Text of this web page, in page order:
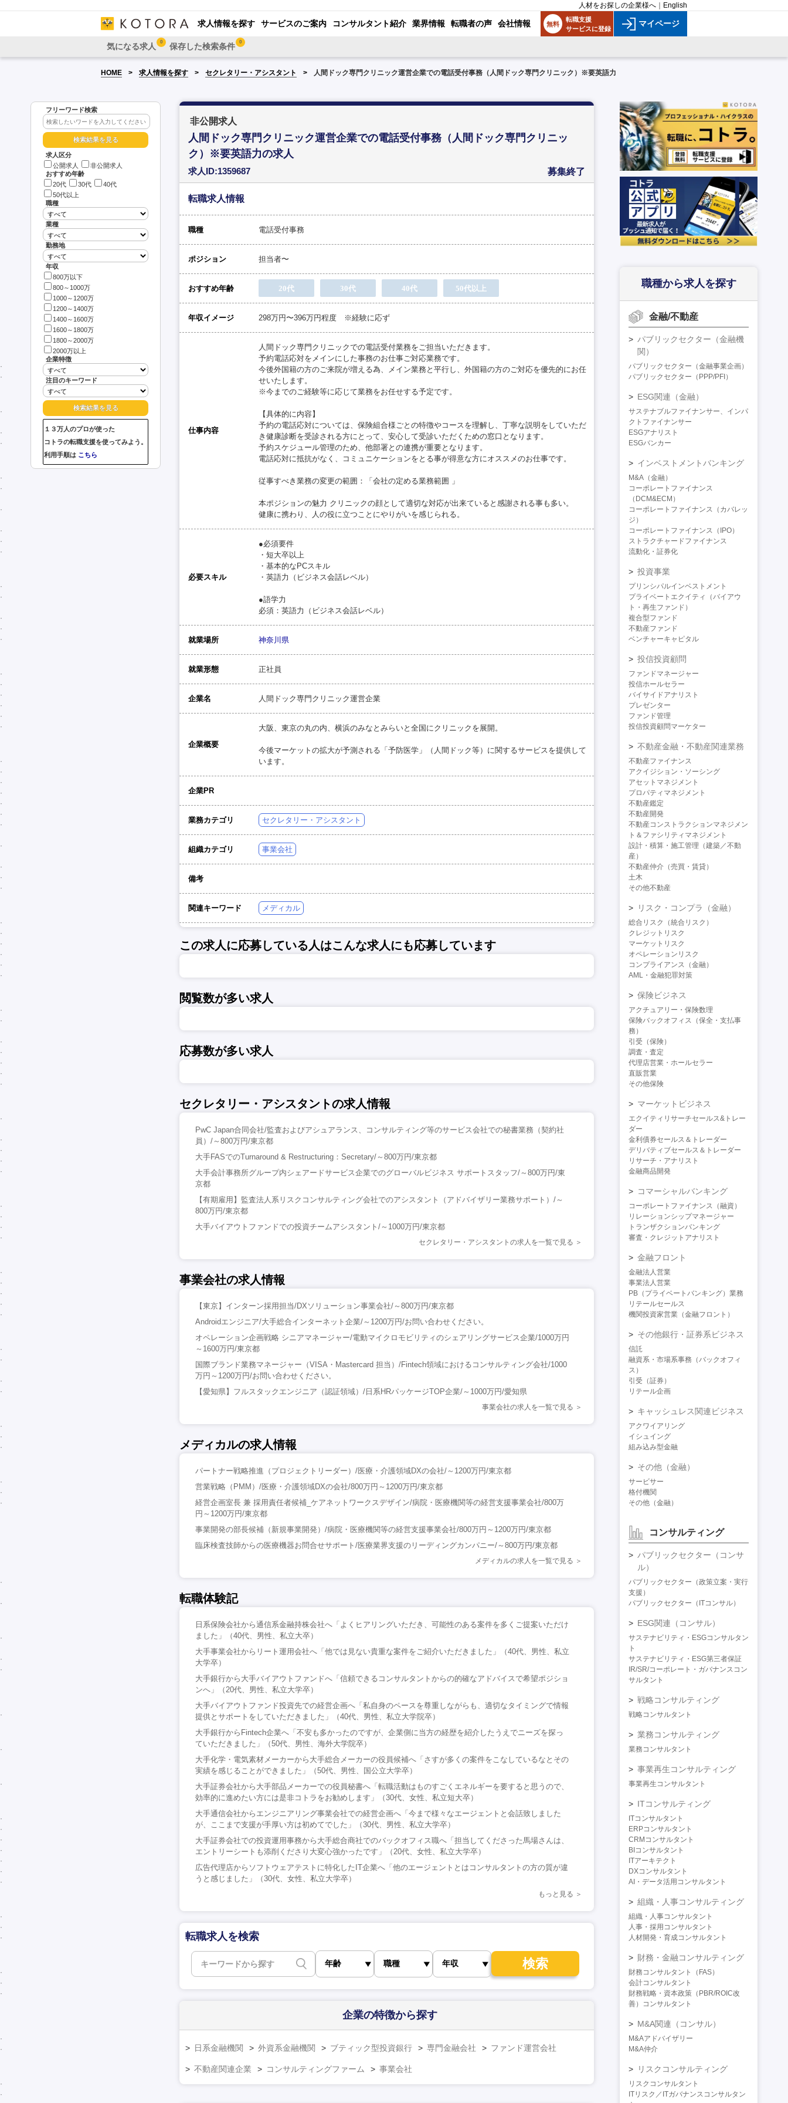
人材をお探しの企業様へ English
求人情報を探す サービスのご案内 コンサルタント紹介 業界情報 転職者の声 会社情報 無料
転職支援
サービスに登録
マイページ
気になる求人 0 保存した検索条件 0
HOME 求人情報を探す セクレタリー・アシスタント 人間ドック専門クリニック運営企業での電話受付事務（人間ドック専門クリニック）※要英語力
フリーワード検索
求人区分
公開求人
非公開求人
おすすめ年齢
20代
30代
40代
50代以上
職種
業種
勤務地
年収
800万以下
800～1000万
1000～1200万
1200～1400万
1400～1600万
1600～1800万
1800～2000万
2000万以上
企業特徴
注目のキーワード
１３万人のプロが使った
コトラの転職支援を使ってみよう。
利用手順は こちら
非公開求人
人間ドック専門クリニック運営企業での電話受付事務（人間ドック専門クリニッ
ク）※要英語力の求人
求人ID:1359687 募集終了
転職求人情報
職種 電話受付事務
ポジション 担当者〜
おすすめ年齢 20代 30代 40代 50代以上
年収イメージ 298万円〜396万円程度 ※経験に応ず
仕事内容
人間ドック専門クリニックでの電話受付業務をご担当いただきます。
予約電話応対をメインにした事務のお仕事ご対応業務です。
今後外国籍の方のご来院が増える為、メイン業務と平行し、外国籍の方のご対応を優先的にお任
せいたします。
※今までのご経験等に応じて業務をお任せする予定です。
【具体的に内容】
予約の電話応対については、保険組合様ごとの特徴やコースを理解し、丁寧な説明をしていただ
き健康診断を受診される方にとって、安心して受診いただくための窓口となります。
予約スケジュール管理のため、他部署との連携が重要となります。
電話応対に抵抗がなく、コミュニケーションをとる事が得意な方にオススメのお仕事です。
従事すべき業務の変更の範囲：「会社の定める業務範囲 」
本ポジションの魅力 クリニックの顔として適切な対応が出来ていると感謝される事も多い。
健康に携わり、人の役に立つことにやりがいを感じられる。
必要スキル
●必須要件
・短大卒以上
・基本的なPCスキル
・英語力（ビジネス会話レベル）
●語学力
必須：英語力（ビジネス会話レベル）
就業場所 神奈川県
就業形態 正社員
企業名 人間ドック専門クリニック運営企業
企業概要
大阪、東京の丸の内、横浜のみなとみらいと全国にクリニックを展開。
今後マーケットの拡大が予測される「予防医学」（人間ドック等）に関するサービスを提供して
います。
企業PR
業務カテゴリ セクレタリー・アシスタント
組織カテゴリ 事業会社
備考
関連キーワード メディカル
この求人に応募している人はこんな求人にも応募しています
閲覧数が多い求人
応募数が多い求人
セクレタリー・アシスタントの求人情報
PwC Japan合同会社/監査およびアシュアランス、コンサルティング等のサービス会社での秘書業務（契約社
員）/～800万円/東京都
大手FASでのTurnaround & Restructuring：Secretary/～800万円/東京都
大手会計事務所グループ内シェアードサービス企業でのグローバルビジネス サポートスタッフ/～800万円/東
京都
【有期雇用】監査法人系リスクコンサルティング会社でのアシスタント（アドバイザリー業務サポート）/～
800万円/東京都
大手バイアウトファンドでの投資チームアシスタント/～1000万円/東京都
セクレタリー・アシスタントの求人を一覧で見る
事業会社の求人情報
【東京】インターン採用担当/DXソリューション事業会社/～800万円/東京都
Androidエンジニア/大手総合インターネット企業/～1200万円/お問い合わせください。
オペレーション企画戦略 シニアマネージャー/電動マイクロモビリティのシェアリングサービス企業/1000万円
～1600万円/東京都
国際ブランド業務マネージャー（VISA・Mastercard 担当）/Fintech領域におけるコンサルティング会社/1000
万円～1200万円/お問い合わせください。
【愛知県】フルスタックエンジニア（認証領域）/日系HRパッケージTOP企業/～1000万円/愛知県
事業会社の求人を一覧で見る
メディカルの求人情報
パートナー戦略推進（プロジェクトリーダー）/医療・介護領域DXの会社/～1200万円/東京都
営業戦略（PMM）/医療・介護領域DXの会社/800万円～1200万円/東京都
経営企画室長 兼 採用責任者候補_ケアネットワークスデザイン/病院・医療機関等の経営支援事業会社/800万
円～1200万円/東京都
事業開発の部長候補（新規事業開発）/病院・医療機関等の経営支援事業会社/800万円～1200万円/東京都
臨床検査技師からの医療機器お問合せサポート/医療業界支援のリーディングカンパニー/～800万円/東京都
メディカルの求人を一覧で見る
転職体験記
日系保険会社から通信系金融持株会社へ「よくヒアリングいただき、可能性のある案件を多くご提案いただけ
ました」（40代、男性、私立大卒）
大手事業会社からリート運用会社へ「他では見ない貴重な案件をご紹介いただきました」（40代、男性、私立
大学卒）
大手銀行から大手バイアウトファンドへ「信頼できるコンサルタントからの的確なアドバイスで希望ポジショ
ンへ」（20代、男性、私立大学卒）
大手バイアウトファンド投資先での経営企画へ「私自身のペースを尊重しながらも、適切なタイミングで情報
提供とサポートをしていただきました」（40代、男性、私立大学院卒）
大手銀行からFintech企業へ「不安も多かったのですが、企業側に当方の経歴を紹介したうえでニーズを探っ
ていただきました」（50代、男性、海外大学院卒）
大手化学・電気素材メーカーから大手総合メーカーの役員候補へ「さすが多くの案件をこなしているなとその
実績を感じることができました」（50代、男性、国公立大学卒）
大手証券会社から大手部品メーカーでの役員秘書へ「転職活動はものすごくエネルギーを要すると思うので、
効率的に進めたい方には是非コトラをお勧めします」（30代、女性、私立短大卒）
大手通信会社からエンジニアリング事業会社での経営企画へ「今まで様々なエージェントと会話致しました
が、ここまで支援が手厚い方は初めてでした」（30代、男性、私立大学卒）
大手証券会社での投資運用事務から大手総合商社でのバックオフィス職へ「担当してくださった馬場さんは、
エントリーシートも添削くださり大変心強かったです」（20代、女性、私立大学卒）
広告代理店からソフトウェアテストに特化したIT企業へ「他のエージェントとはコンサルタントの方の質が違
うと感じました」（30代、女性、私立大学卒）
もっと見る
転職求人を検索
検索
企業の特徴から探す
日系金融機関 外資系金融機関 ブティック型投資銀行 専門金融会社 ファンド運営会社
不動産関連企業 コンサルティングファーム 事業会社
職種から求人を探す
金融/不動産
パブリックセクター（金融機
関）
パブリックセクター（金融事業企画）
パブリックセクター（PPP/PFI）
ESG関連（金融）
サステナブルファイナンサー、インパ
クトファイナンサー
ESGアナリスト
ESGバンカー
インベストメントバンキング
M&A（金融）
コーポレートファイナンス
（DCM&ECM）
コーポレートファイナンス（カバレッ
ジ）
コーポレートファイナンス（IPO）
ストラクチャードファイナンス
流動化・証券化
投資事業
プリンシパルインベストメント
プライベートエクイティ（バイアウ
ト・再生ファンド）
複合型ファンド
不動産ファンド
ベンチャーキャピタル
投信投資顧問
ファンドマネージャー
投信ホールセラー
バイサイドアナリスト
プレゼンター
ファンド管理
投信投資顧問マーケター
不動産金融・不動産関連業務
不動産ファイナンス
アクイジション・ソーシング
アセットマネジメント
プロパティマネジメント
不動産鑑定
不動産開発
不動産コンストラクションマネジメン
ト＆ファシリティマネジメント
設計・積算・施工管理（建築／不動
産）
不動産仲介（売買・賃貸）
土木
その他不動産
リスク・コンプラ（金融）
総合リスク（統合リスク）
クレジットリスク
マーケットリスク
オペレーションリスク
コンプライアンス（金融）
AML・金融犯罪対策
保険ビジネス
アクチュアリー・保険数理
保険バックオフィス（保全・支払事
務）
引受（保険）
調査・査定
代理店営業・ホールセラー
直販営業
その他保険
マーケットビジネス
エクイティリサーチセールス&トレー
ダー
金利債券セールス＆トレーダー
デリバティブセールス＆トレーダー
リサーチ・アナリスト
金融商品開発
コマーシャルバンキング
コーポレートファイナンス（融資）
リレーションシップマネージャー
トランザクションバンキング
審査・クレジットアナリスト
金融フロント
金融法人営業
事業法人営業
PB（プライベートバンキング）業務
リテールセールス
機関投資家営業（金融フロント）
その他銀行・証券系ビジネス
信託
融資系・市場系事務（バックオフィ
ス）
引受（証券）
リテール企画
キャッシュレス関連ビジネス
アクワイアリング
イシュイング
組み込み型金融
その他（金融）
サービサー
格付機関
その他（金融）
コンサルティング
パブリックセクター（コンサ
ル）
パブリックセクター（政策立案・実行
支援）
パブリックセクター（ITコンサル）
ESG関連（コンサル）
サステナビリティ・ESGコンサルタン
ト
サステナビリティ・ESG第三者保証
IR/SR/コーポレート・ガバナンスコン
サルタント
戦略コンサルティング
戦略コンサルタント
業務コンサルティング
業務コンサルタント
事業再生コンサルティング
事業再生コンサルタント
ITコンサルティング
ITコンサルタント
ERPコンサルタント
CRMコンサルタント
BIコンサルタント
ITアーキテクト
DXコンサルタント
AI・データ活用コンサルタント
組織・人事コンサルティング
組織・人事コンサルタント
人事・採用コンサルタント
人材開発・育成コンサルタント
財務・金融コンサルティング
財務コンサルタント（FAS）
会計コンサルタント
財務戦略・資本政策（PBR/ROIC改
善）コンサルタント
M&A関連（コンサル）
M&Aアドバイザリー
M&A仲介
リスクコンサルティング
リスクコンサルタント
ITリスク／ITガバナンスコンサルタン